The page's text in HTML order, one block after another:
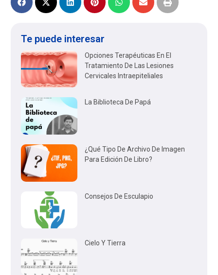
Te puede interesar
Opciones Terapéuticas En El
Tratamiento De Las Lesiones
Cervicales Intraepiteliales
La Biblioteca De Papá
¿Qué Tipo De Archivo De Imagen
Para Edición De Libro?
Consejos De Esculapio
Cielo Y Tierra